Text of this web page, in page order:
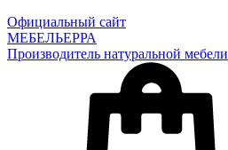
Официальный сайт
МЕБЕЛЬЕРРА
Производитель натуральной мебели